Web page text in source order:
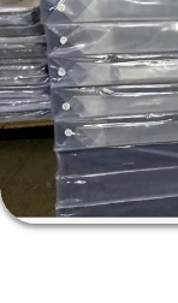
उत्पाद
वीडियो
हमारे
बारे